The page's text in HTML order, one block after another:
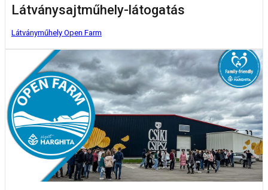
Látványsajtműhely-látogatás
Látványműhely Open Farm